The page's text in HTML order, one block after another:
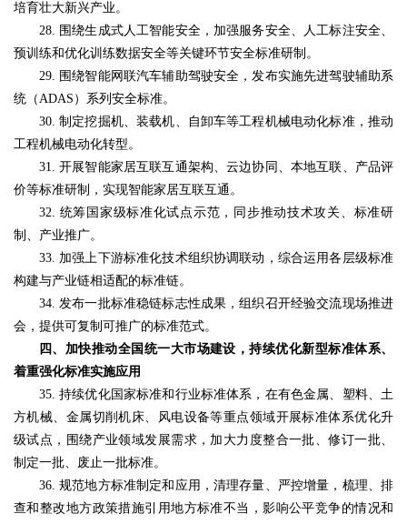
培育壮大新兴产业。
28. 围绕生成式人工智能安全，加强服务安全、人工标注安全、
预训练和优化训练数据安全等关键环节安全标准研制。
29. 围绕智能网联汽车辅助驾驶安全，发布实施先进驾驶辅助系
统（ADAS）系列安全标准。
30. 制定挖掘机、装载机、自卸车等工程机械电动化标准，推动
工程机械电动化转型。
31. 开展智能家居互联互通架构、云边协同、本地互联、产品评
价等标准研制，实现智能家居互联互通。
32. 统筹国家级标准化试点示范，同步推动技术攻关、标准研
制、产业推广。
33. 加强上下游标准化技术组织协调联动，综合运用各层级标准
构建与产业链相适配的标准链。
34. 发布一批标准稳链标志性成果，组织召开经验交流现场推进
会，提供可复制可推广的标准范式。
四、加快推动全国统一大市场建设，持续优化新型标准体系、
着重强化标准实施应用
35. 持续优化国家标准和行业标准体系，在有色金属、塑料、土
方机械、金属切削机床、风电设备等重点领域开展标准体系优化升
级试点，围绕产业领域发展需求，加大力度整合一批、修订一批、
制定一批、废止一批标准。
36. 规范地方标准制定和应用，清理存量、严控增量，梳理、排
查和整改地方政策措施引用地方标准不当，影响公平竞争的情况和